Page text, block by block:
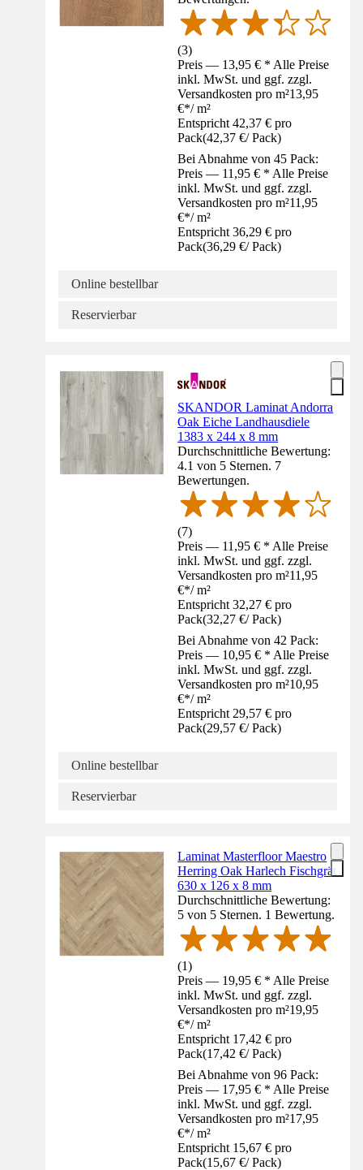
(3)
Preis — 13,95 € * Alle Preise
inkl. MwSt. und ggf. zzgl.
Versandkosten pro m²13,95
€*/ m²
Entspricht 42,37 € pro
Pack(42,37 €/ Pack)
Bei Abnahme von 45 Pack:
Preis — 11,95 € * Alle Preise
inkl. MwSt. und ggf. zzgl.
Versandkosten pro m²11,95
€*/ m²
Entspricht 36,29 € pro
Pack(36,29 €/ Pack)
Online bestellbar
Reservierbar
SKANDOR Laminat Andorra
Oak Eiche Landhausdiele
1383 x 244 x 8 mm
Durchschnittliche Bewertung:
4.1 von 5 Sternen. 7
Bewertungen.
(7)
Preis — 11,95 € * Alle Preise
inkl. MwSt. und ggf. zzgl.
Versandkosten pro m²11,95
€*/ m²
Entspricht 32,27 € pro
Pack(32,27 €/ Pack)
Bei Abnahme von 42 Pack:
Preis — 10,95 € * Alle Preise
inkl. MwSt. und ggf. zzgl.
Versandkosten pro m²10,95
€*/ m²
Entspricht 29,57 € pro
Pack(29,57 €/ Pack)
Online bestellbar
Reservierbar
Laminat Masterfloor Maestro
Herring Oak Harlech Fischgrät
630 x 126 x 8 mm
Durchschnittliche Bewertung:
5 von 5 Sternen. 1 Bewertung.
(1)
Preis — 19,95 € * Alle Preise
inkl. MwSt. und ggf. zzgl.
Versandkosten pro m²19,95
€*/ m²
Entspricht 17,42 € pro
Pack(17,42 €/ Pack)
Bei Abnahme von 96 Pack:
Preis — 17,95 € * Alle Preise
inkl. MwSt. und ggf. zzgl.
Versandkosten pro m²17,95
€*/ m²
Entspricht 15,67 € pro
Pack(15,67 €/ Pack)